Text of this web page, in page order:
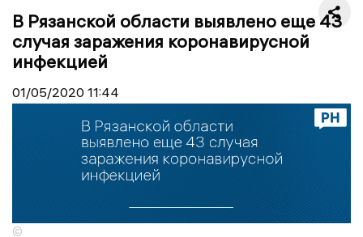
В Рязанской области выявлено еще 43
случая заражения коронавирусной
инфекцией
01/05/2020 11:44
©